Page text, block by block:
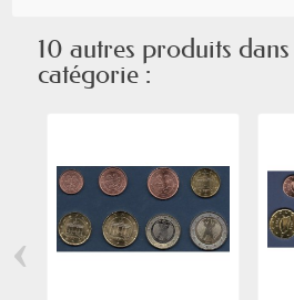
10 autres produits
catégorie :
‹